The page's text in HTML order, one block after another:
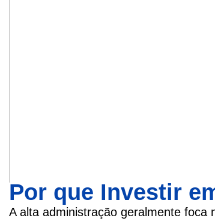
Por que Investir
A alta administração geralmente foca